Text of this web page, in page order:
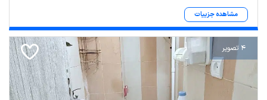
مشاهده جزییات
4 تصویر